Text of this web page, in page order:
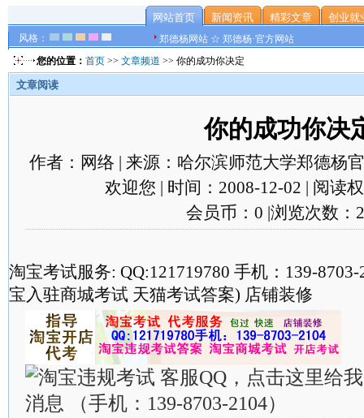
风格：
网站首页 新闻资讯 精彩文章 创业就
郑德杨网站 ☆ 郑德杨·官方网站
您的位置： 首页 >> 文章频道 >> 你的成功你决定
文章阅读
你的成功你决
作者：网络 | 来源：哈尔滨师范大学郑德杨
欢迎您 | 时间：2008-12-02 | 阅读
会员币：0 |浏览次数：
淘宝考试服务: QQ:121719780 手机：139-
宝入驻商城考试 天猫考试答案) 店铺装修